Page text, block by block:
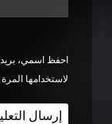
احفظ اسمي،
لاستخدامها